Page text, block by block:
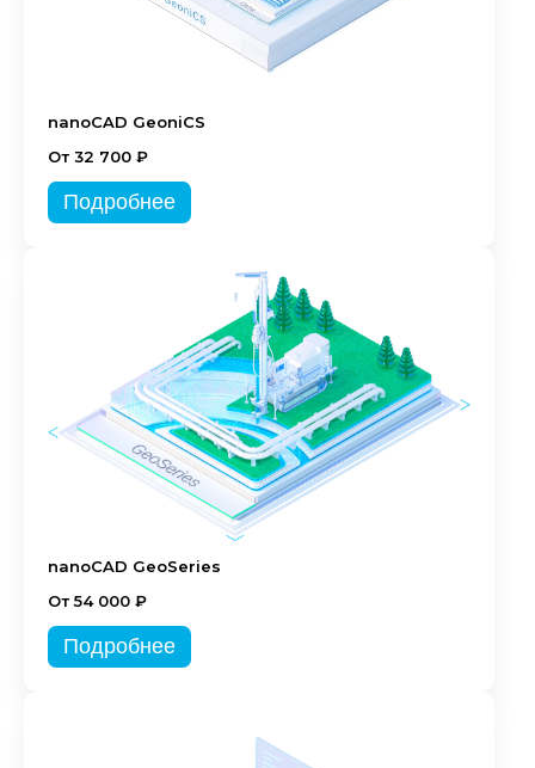
nanoCAD GeoniCS
От 32 700 ₽
Подробнее
nanoCAD GeoSeries
От 54 000 ₽
Подробнее